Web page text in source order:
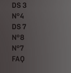
DS 3
N°4
DS 7
N°8
N°7
FAQ